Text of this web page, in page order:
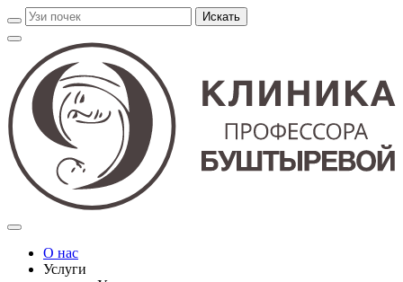
О нас
Услуги